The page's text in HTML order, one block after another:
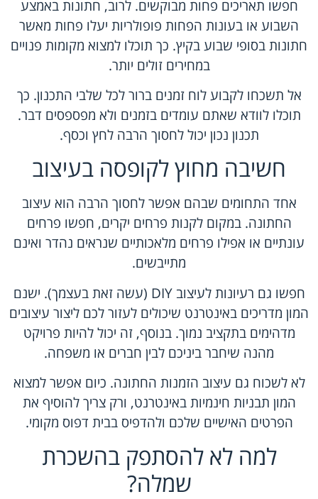
חפשו תאריכים פחות מבוקשים. לרוב, חתונות באמצע
השבוע או בעונות הפחות פופולריות יעלו פחות מאשר
חתונות בסופי שבוע בקיץ. כך תוכלו למצוא מקומות פנויים
במחירים זולים יותר.
אל תשכחו לקבוע לוח זמנים ברור לכל שלבי התכנון. כך
תוכלו לוודא שאתם עומדים בזמנים ולא מפספסים דבר.
תכנון נכון יכול לחסוך הרבה לחץ וכסף.
חשיבה מחוץ לקופסה בעיצוב
אחד התחומים שבהם אפשר לחסוך הרבה הוא עיצוב
החתונה. במקום לקנות פרחים יקרים, חפשו פרחים
עונתיים או אפילו פרחים מלאכותיים שנראים נהדר ואינם
מתייבשים.
חפשו גם רעיונות לעיצוב DIY (עשה זאת בעצמך). ישנם
המון מדריכים באינטרנט שיכולים לעזור לכם ליצור עיצובים
מדהימים בתקציב נמוך. בנוסף, זה יכול להיות פרויקט
מהנה שיחבר ביניכם לבין חברים או משפחה.
לא לשכוח גם עיצוב הזמנות החתונה. כיום אפשר למצוא
המון תבניות חינמיות באינטרנט, ורק צריך להוסיף את
הפרטים האישיים שלכם ולהדפיס בבית דפוס מקומי.
למה לא להסתפק בהשכרת
שמלה?